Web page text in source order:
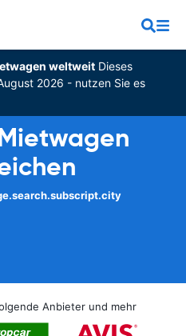
weltweitDieses
2026 - nutzen Sie es
Anbieter und mehr